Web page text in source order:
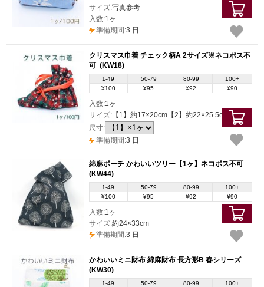
サイズ:写真参考
入数:1ヶ
準備期間:3 日
クリスマス巾着 チェック柄A 2サイズ※ネコポス不
可 (KW18)
1-49 50-79 80-99
100+
¥100
¥95 ¥92 ¥90
入数:1ヶ
サイズ:【1】約17×20cm【2】約22×25.5cm
尺寸:
準備期間:3 日
綿麻ポーチ かわいいツリー【1ヶ】ネコポス不可
(KW44)
1-49 50-79 80-99
100+
¥100
¥95 ¥92 ¥90
入数:1ヶ
サイズ:約24×33cm
準備期間:3 日
かわいいミニ財布 綿麻財布 長方形B 春シリーズ
(KW30)
1-49 50-79 80-99 100+